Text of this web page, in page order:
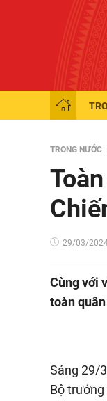
TRONG NƯỚC
29/03/
Cùng với
toàn
Sáng 29/
Bộ